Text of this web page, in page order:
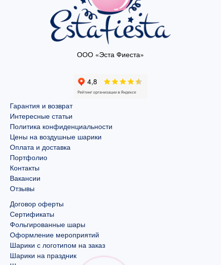
ООО «Эста Фиеста»
Гарантия и возврат
Интересные статьи
Политика конфиденциальности
Цены на воздушные шарики
Оплата и доставка
Портфолио
Контакты
Вакансии
Отзывы
Договор оферты
Сертификаты
Фольгированные шары
Оформление мероприятий
Шарики с логотипом на заказ
Шарики на праздник